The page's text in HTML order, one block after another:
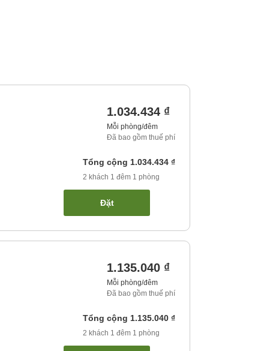
1.034.434 ₫
Mỗi phòng/đêm
Đã bao gồm thuế phí
Tổng cộng 1.034.434 ₫
2 khách 1 đêm 1 phòng
Đặt
1.135.040 ₫
Mỗi phòng/đêm
Đã bao gồm thuế phí
Tổng cộng 1.135.040 ₫
2 khách 1 đêm 1 phòng